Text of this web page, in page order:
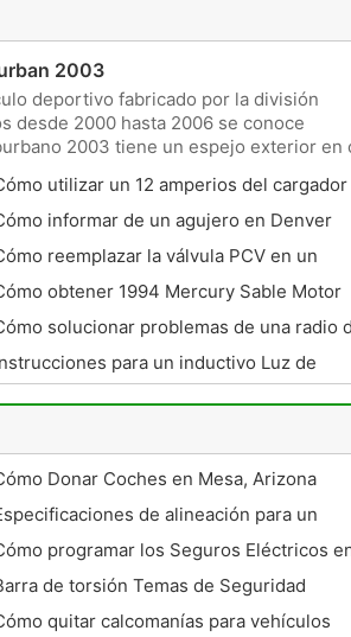
2003
deportivo fabricado por la división
desde 2000 hasta 2006 se conoce
2003 tiene un espejo exterior en
utilizar un 12 amperios del cargador
coche de batería Everstart
informar de un agujero en Denver
reemplazar la válvula PCV en un
1988
obtener 1994 Mercury Sable Motor
solucionar problemas de una radio
reproductor de CD
para un inductivo Luz de
Xenon Equus
Donar Coches en Mesa, Arizona
de alineación para un
programar los Seguros Eléctricos
Fordde torsión Temas de Seguridad
quitar calcomanías para vehículos